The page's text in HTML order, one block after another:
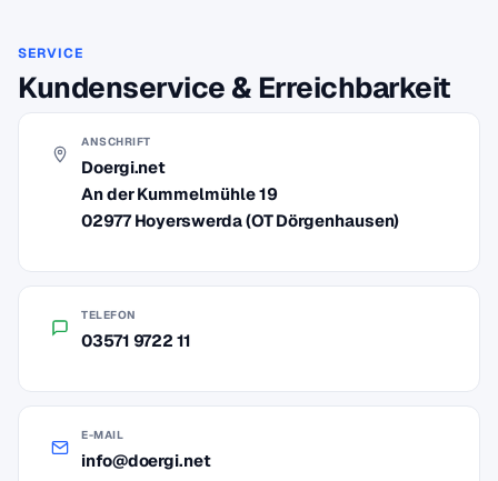
SERVICE
Kundenservice & Erreichbarkeit
ANSCHRIFT
Doergi.net
An der Kummelmühle 19
02977 Hoyerswerda (OT Dörgenhausen)
TELEFON
03571 9722 11
E-MAIL
info@doergi.net